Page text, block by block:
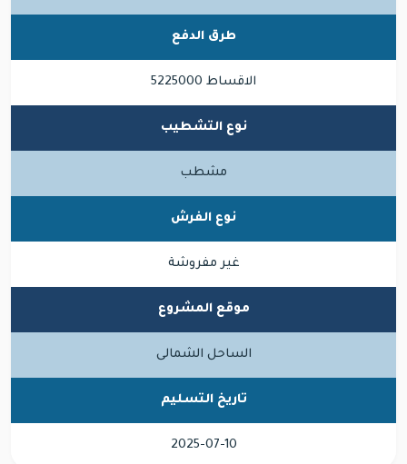
طرق الدفع
الاقساط 5225000
نوع التشطيب
مشطب
نوع الفرش
غير مفروشة
موقع المشروع
الساحل الشمالى
تاريخ التسليم
2025-07-10